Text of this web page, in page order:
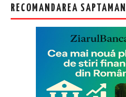
RECOMANDAREA